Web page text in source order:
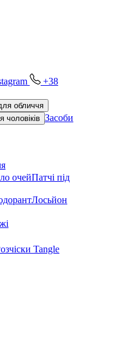
+38
обличчя
чоловіків Засоби
очейПатчі під
Лосьйон
Tangle